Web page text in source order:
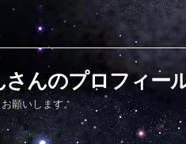
さんのプロフィー
願いします。